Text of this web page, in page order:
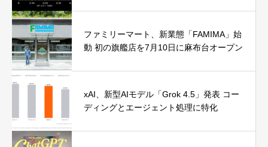
ファミリーマート、新業態「FAMIMA」始
動 初の旗艦店を7月10日に麻布台オープン
xAI、新型AIモデル「Grok 4.5」発表 コー
ディングとエージェント処理に特化